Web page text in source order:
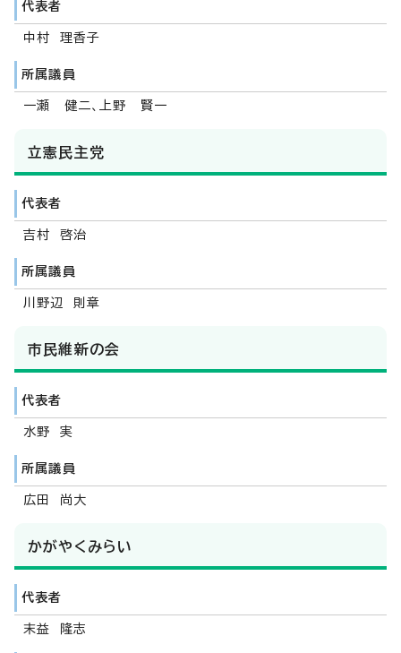
代表者
中村 理香子
所属議員
一瀬 健二、上野 賢一
立憲民主党
代表者
吉村 啓治
所属議員
川野辺 則章
市民維新の会
代表者
水野 実
所属議員
広田 尚大
かがやくみらい
代表者
末益 隆志